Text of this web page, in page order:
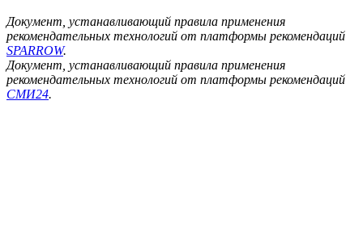
Документ, устанавливающий правила применения
рекомендательных технологий от платформы рекомендаций
SPARROW.
Документ, устанавливающий правила применения
рекомендательных технологий от платформы рекомендаций
СМИ24.